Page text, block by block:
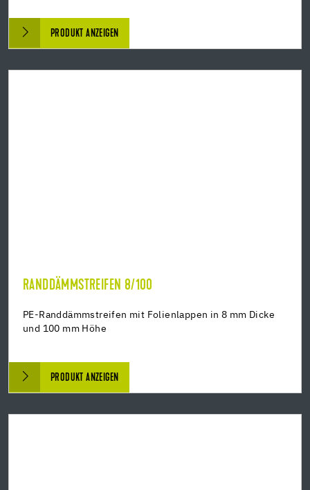
PRODUKT ANZEIGEN
RANDDÄMMSTREIFEN 8/100
PE-Randdämmstreifen mit Folienlappen in 8 mm Dicke
und 100 mm Höhe
PRODUKT ANZEIGEN